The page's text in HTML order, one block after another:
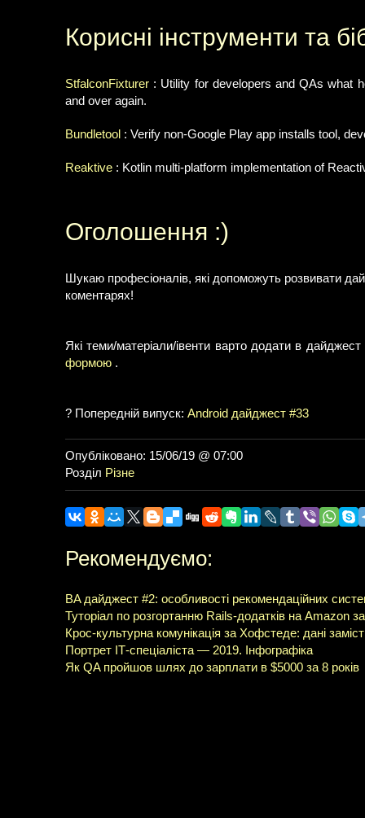
Корисні інструменти та
StfalconFixturer : Utility for developers and QAs what
and over again.
Bundletool : Verify non-Google Play app installs tool,
Reaktive : Kotlin multi-platform implementation of
Оголошення :)
Шукаю професіоналів, які допоможуть розвивати
коментарях!
Які теми/матеріали/івенти варто додати в
формою .
? Попередній випуск: Android дайджест #33
Опубліковано: 15/06/19 @ 07:00
Розділ Різне
Рекомендуємо:
BA дайджест #2: особливості рекомендаційних
Туторіал по розгортанню Rails-додатків на Amazon
Крос-культурна комунікація за Хофстеде: дані
Портрет ІТ-спеціаліста — 2019. Інфографіка
Як QA пройшов шлях до зарплати в $5000 за 8 років